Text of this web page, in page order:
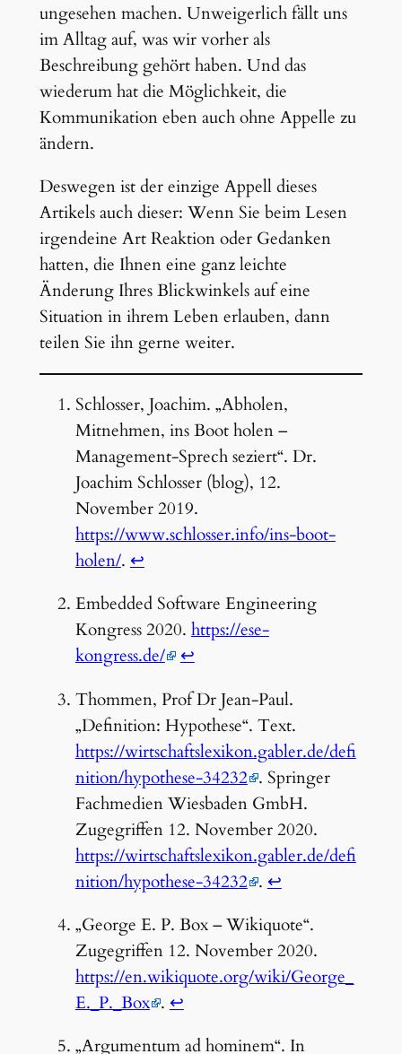
ungesehen machen. Unweigerlich fällt uns
im Alltag auf, was wir vorher als
Beschreibung gehört haben. Und das
wiederum hat die Möglichkeit, die
Kommunikation eben auch ohne Appelle zu
ändern.
Deswegen ist der einzige Appell dieses
Artikels auch dieser: Wenn Sie beim Lesen
irgendeine Art Reaktion oder Gedanken
hatten, die Ihnen eine ganz leichte
Änderung Ihres Blickwinkels auf eine
Situation in ihrem Leben erlauben, dann
teilen Sie ihn gerne weiter.
Schlosser, Joachim. „Abholen,
Mitnehmen, ins Boot holen –
Management-Sprech seziert“. Dr.
Joachim Schlosser (blog), 12.
November 2019.
https://www.schlosser.info/ins-boot-
holen/. ↩︎
Embedded Software Engineering
Kongress 2020.https://ese-
kongress.de/
↩︎
Thommen, Prof Dr Jean-Paul.
„Definition: Hypothese“. Text.
https://wirtschaftslexikon.gabler.de/defi
nition/hypothese-34232 . Springer
Fachmedien Wiesbaden GmbH.
Zugegriffen 12. November 2020.
https://wirtschaftslexikon.gabler.de/defi
nition/hypothese-34232 . ↩︎
„George E. P. Box – Wikiquote“.
Zugegriffen 12. November 2020.
https://en.wikiquote.org/wiki/George_
E._P._Box . ↩︎
„Argumentum ad hominem“. In